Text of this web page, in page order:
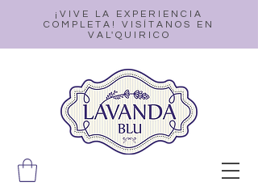
¡VIVE LA EXPERIENCIA
COMPLETA! VISÍTANOS EN
VAL'QUIRICO